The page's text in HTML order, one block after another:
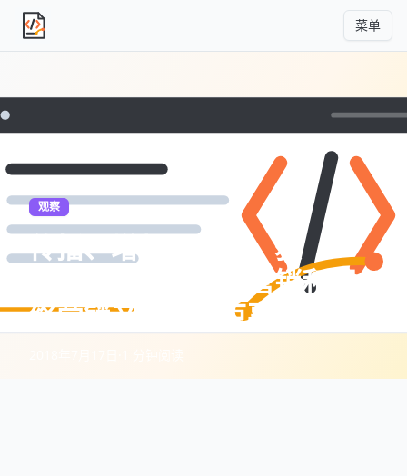
独立产品人日记 菜单
观察
传播、增长、转化、获
客。。。——网络营销和网
络营销产品的那点事